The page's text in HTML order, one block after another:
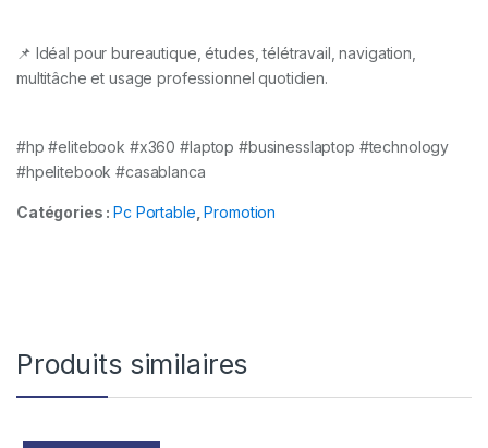
📌 Idéal pour bureautique, études, télétravail, navigation,
multitâche et usage professionnel quotidien.
#hp #elitebook #x360 #laptop #businesslaptop #technology
#hpelitebook #casablanca
Catégories :Pc Portable ,Promotion
Produits similaires